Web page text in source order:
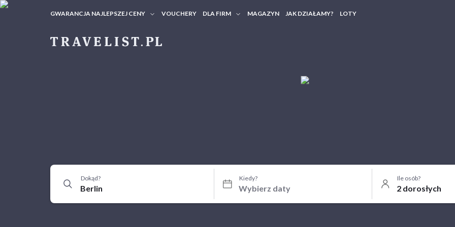
GWARANCJA NAJLEPSZEJ CENY VOUCHERY DLA FIRM MAGAZYN JAK DZIAŁAMY? LOTY
Dokąd? Kiedy? Ile osób?